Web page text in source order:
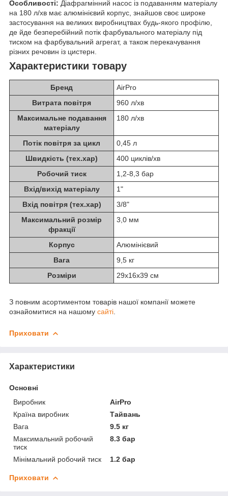
Особливості: Діафрагмінний насос із подаванням матеріалу
на 180 л/хв має алюмінієвий корпус, знайшов своє широке
застосування на великих виробництвах будь-якого профілю,
де йде безперебійний потік фарбувального матеріалу під
тиском на фарбувальний агрегат, а також перекачування
різних речовин із цистерн.
Характеристики товару
Бренд
AirPro
Витрата повітря
960 л/хв
Максимальне подавання
матеріалу
180 л/хв
Потік повітря за цикл
0,45 л
Швидкість (тех.хар)
400 циклів/хв
Робочий тиск
1,2-8,3 бар
Вхід/вихід матеріалу
1"
Вхід повітря (тех.хар)
3/8"
Максимальний розмір
фракції
3,0 мм
Корпус
Алюмінієвий
Вага
9,5 кг
Розміри
29x16x39 см
З повним асортиментом товарів нашої компанії можете
ознайомитися на нашому сайті
Приховати
Характеристики
Основні
Виробник
AirPro
Країна виробник
Тайвань
Вага
9.5 кг
Максимальний робочий
тиск
8.3 бар
Мінімальний робочий тиск 1.2 бар
Приховати